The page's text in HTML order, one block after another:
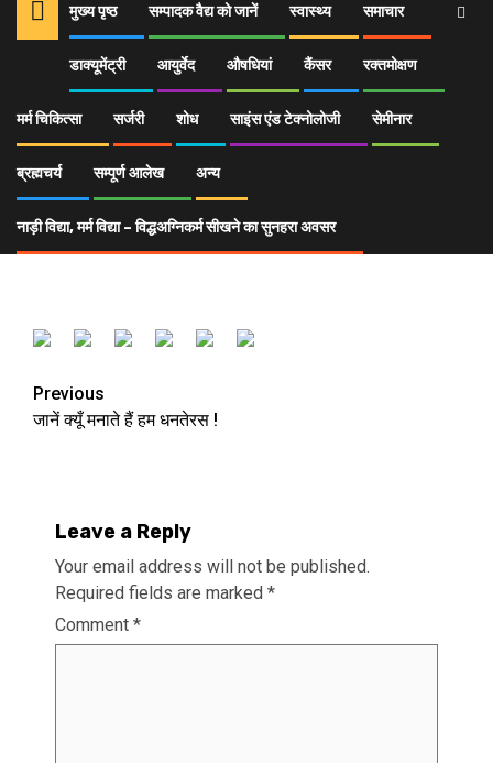
मुख्य पृष्ठ सम्पादक वैद्य को जानें स्वास्थ्य समाचार
डाक्यूमेंट्री आयुर्वेद औषधियां कैंसर रक्तमोक्षण
मर्म चिकित्सा सर्जरी शोध साइंस एंड टेक्नोलोजी सेमीनार
ब्रह्मचर्य सम्पूर्ण आलेख अन्य
नाड़ी विद्या, मर्म विद्या – विद्धअग्निकर्म सीखने का सुनहरा अवसर
आयुर्वेद जानें क्यूँ मनाते हैं हम धनतेरस ! images (3)
images (3)
Previous
जानें क्यूँ मनाते हैं हम धनतेरस !
Leave a Reply
Your email address will not be published.
Required fields are marked *
Comment *